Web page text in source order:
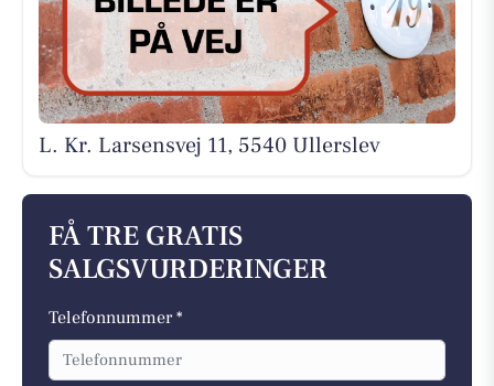
L. Kr. Larsensvej 11, 5540 Ullerslev
FÅ TRE GRATIS
SALGSVURDERINGER
Telefonnummer *